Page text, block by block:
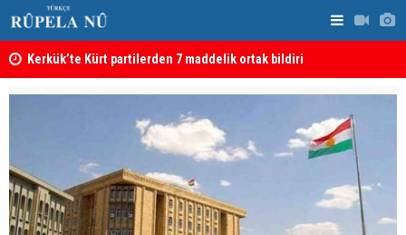
Kerkük’te Kürt partilerden 7 maddelik ortak bildiri